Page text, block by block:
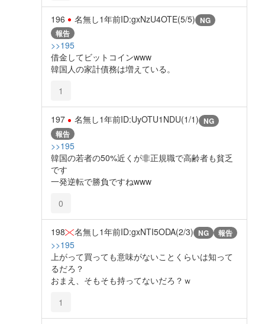
196 名無し1年前ID:gxNzU4OTE(5/5) NG
報告
>>195
借金してビットコインwww
韓国人の家計債務は増えている。
1
197 名無し1年前ID:UyOTU1NDU(1/1) NG
報告
>>195
韓国の若者の50%近くが非正規職で高齢者も貧乏
です
一発逆転で勝負ですねwww
0
198 名無し1年前ID:gxNTI5ODA(2/3) NG 報告
>>195
上がって買っても意味がないことくらいは知って
るだろ？
おまえ、そもそも持ってないだろ？ｗ
1